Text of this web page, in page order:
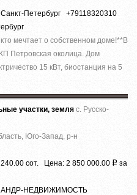
Петербург +79118320310
мечтает о собственном доме!**В
Петровская околица. Дом
15 кВт, биостанция на 5
участки, земля с. Русско-
Юго-Запад, р-н
сот. Цена: 2 850 000.00 Р за
НЕДВИЖИМОСТЬ